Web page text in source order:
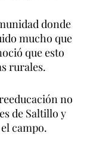
donde
mucho que
que esto
rurales.
no
de Saltillo y
campo.